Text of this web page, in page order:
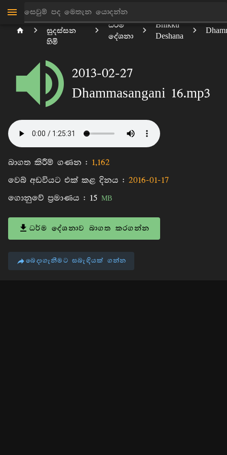
සුදස්සන
හිමි
ධර්ම
දේශනා
Bhikku
Deshana
2013-02-27
Dhammasangani 16.mp3
බාගත කිරීම් ගණන : 1,162
වෙබ් අඩවියට එක් කළ දිනය : 2016-01-17
ගොනුවේ ප්‍රමාණය : 15 MB
ධර්ම දේශනාව බාගත කරගන්න
බෙදාගැනීමට සබැඳියක් ගන්න